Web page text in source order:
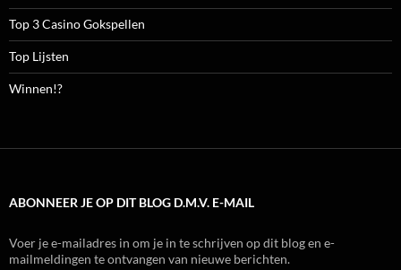
Top 3 Casino Gokspellen
Top Lijsten
Winnen!?
ABONNEER JE OP DIT BLOG D.M.V. E-MAIL
Voer je e-mailadres in om je in te schrijven op dit blog en e-
mailmeldingen te ontvangen van nieuwe berichten.